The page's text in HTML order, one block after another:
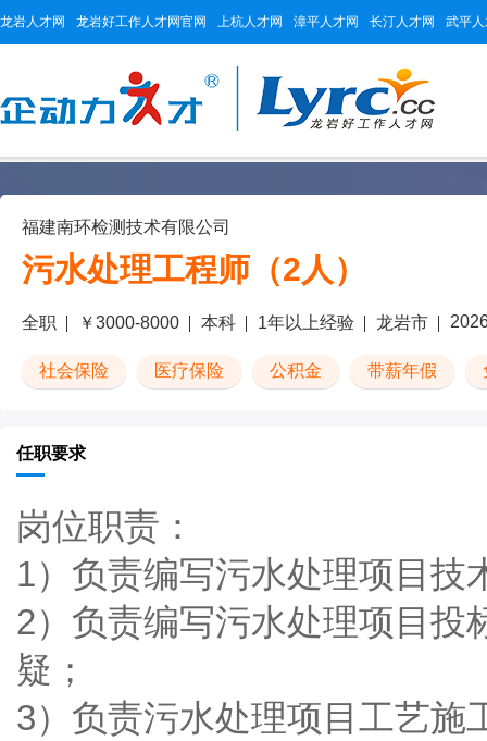
龙岩人才网 龙岩好工作人才网官网 上杭人才网 漳平人才网 长汀人才网 武平
福建南环检测技术有限公司
污水处理工程师（2人）
全职 ￥3000-8000 本科 1年以上经验 龙岩市
社会保险 医疗保险 公积金 带薪年假
任职要求
岗位职责：
1）负责编写污水处理项目技
2）负责编写污水处理项目投
疑；
3）负责污水处理项目工艺施